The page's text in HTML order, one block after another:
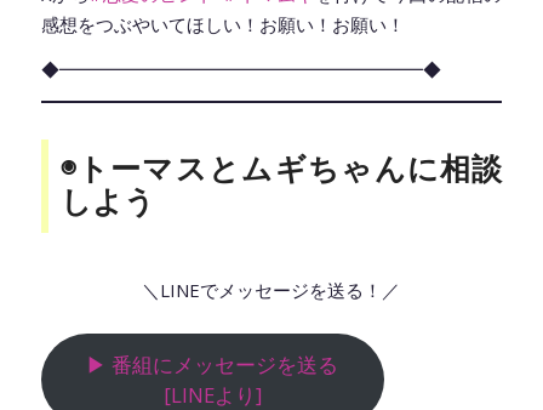
感想をつぶやいてほしい！お願い！お願い！
◆━━━━━━━━━━━━━━━━━━━━◆
◉トーマスとムギちゃんに相談
しよう
＼LINEでメッセージを送る！／
▶︎ 番組にメッセージを送る
[LINEより]